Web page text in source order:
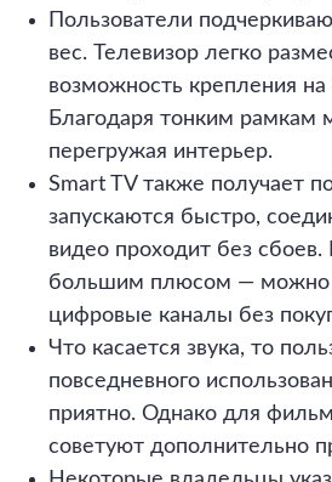
Пользователи
вес. Телевизор легко
возможность крепления
Благодаря тонким рамкам
перегружая интерьер.
Smart TV также получает
запускаются быстро,
видео проходит без
большим плюсом — можно
цифровые каналы без
Что касается звука, то
повседневного
приятно. Однако для
советуют дополнительно